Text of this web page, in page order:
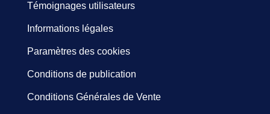
Témoignages utilisateurs
Informations légales
Paramètres des cookies
Conditions de publication
Conditions Générales de Vente